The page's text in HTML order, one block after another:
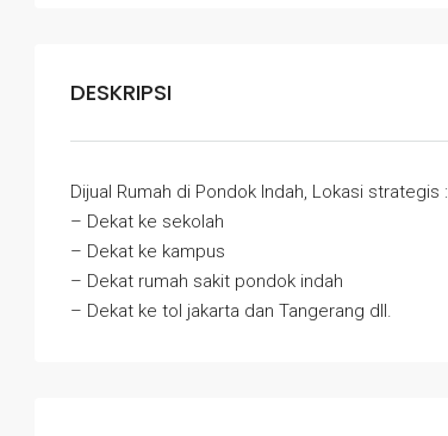
DESKRIPSI
Dijual Rumah di Pondok Indah, Lokasi strategis :
– Dekat ke sekolah
– Dekat ke kampus
– Dekat rumah sakit pondok indah
– Dekat ke tol jakarta dan Tangerang dll.